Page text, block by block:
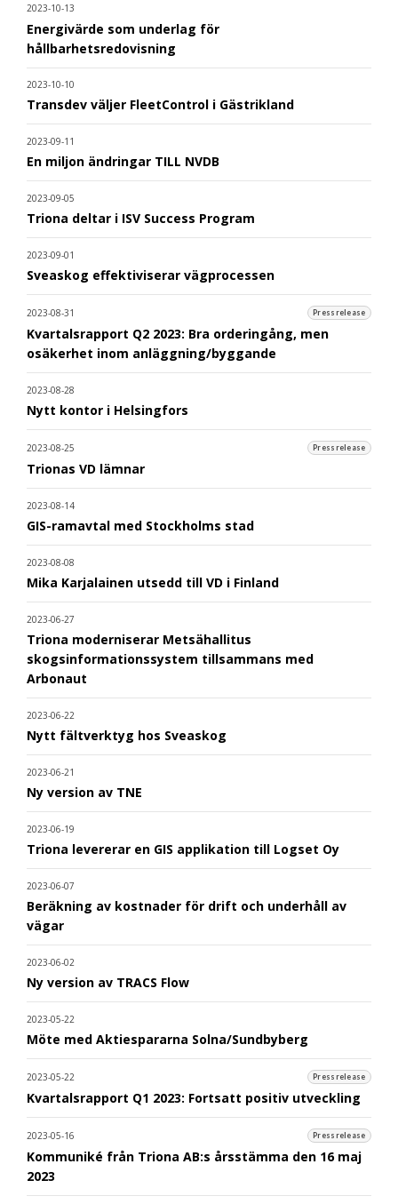
2023-10-13
Energivärde som underlag för
hållbarhetsredovisning
2023-10-10
Transdev väljer FleetControl i Gästrikland
2023-09-11
En miljon ändringar TILL NVDB
2023-09-05
Triona deltar i ISV Success Program
2023-09-01
Sveaskog effektiviserar vägprocessen
2023-08-31 Pressrelease
Kvartalsrapport Q2 2023: Bra orderingång, men
osäkerhet inom anläggning/byggande
2023-08-28
Nytt kontor i Helsingfors
2023-08-25 Pressrelease
Trionas VD lämnar
2023-08-14
GIS-ramavtal med Stockholms stad
2023-08-08
Mika Karjalainen utsedd till VD i Finland
2023-06-27
Triona moderniserar Metsähallitus
skogsinformationssystem tillsammans med
Arbonaut
2023-06-22
Nytt fältverktyg hos Sveaskog
2023-06-21
Ny version av TNE
2023-06-19
Triona levererar en GIS applikation till Logset Oy
2023-06-07
Beräkning av kostnader för drift och underhåll av
vägar
2023-06-02
Ny version av TRACS Flow
2023-05-22
Möte med Aktiespararna Solna/Sundbyberg
2023-05-22 Pressrelease
Kvartalsrapport Q1 2023: Fortsatt positiv utveckling
2023-05-16 Pressrelease
Kommuniké från Triona AB:s årsstämma den 16 maj
2023